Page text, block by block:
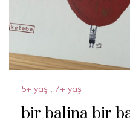
5+ yaş , 7+ yaş
bir balina bir